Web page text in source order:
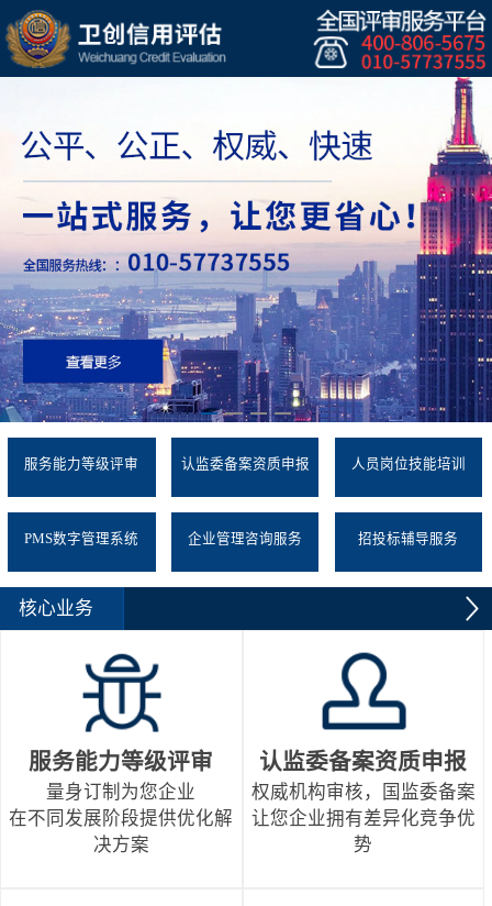
服务能力等级评审 认监委备案资质申报 人员岗位技能培训
PMS数字管理系统 企业管理咨询服务 招投标辅导服务
核心业务
服务能力等级评审
量身订制为您企业
在不同发展阶段提供优化解
决方案
认监委备案资质申报
权威机构审核，国监委备案
让您企业拥有差异化竞争优
势